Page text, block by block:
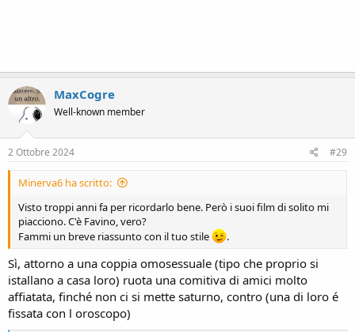
MaxCogre
Well-known member
2 Ottobre 2024 #29
Minerva6 ha scritto:
Visto troppi anni fa per ricordarlo bene. Però i suoi film di solito mi
piacciono. C'è Favino, vero?
Fammi un breve riassunto con il tuo stile
.
Sì, attorno a una coppia omosessuale (tipo che proprio si
istallano a casa loro) ruota una comitiva di amici molto
affiatata, finché non ci si mette saturno, contro (una di loro é
fissata con l oroscopo)